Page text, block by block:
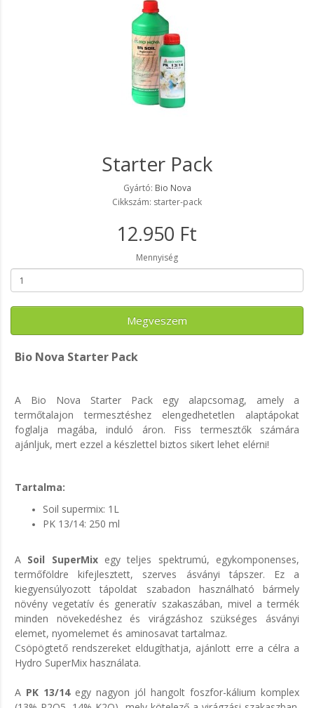
Starter Pack
Gyártó: Bio Nova
Cikkszám: starter-pack
12.950 Ft
Mennyiség
Megveszem
Bio Nova Starter Pack
A Bio Nova Starter Pack egy alapcsomag, amely a
termőtalajon termesztéshez elengedhetetlen alaptápokat
foglalja magába, induló áron. Fiss termesztők számára
ajánljuk, mert ezzel a készlettel biztos sikert lehet elérni!
Tartalma:
Soil supermix: 1L
PK 13/14: 250 ml
A Soil SuperMixegy teljes spektrumú, egykomponenses,
termőföldre kifejlesztett, szerves ásványi tápszer. Ez a
kiegyensúlyozott tápoldat szabadon használható bármely
növény vegetatív és generatív szakaszában, mivel a termék
minden növekedéshez és virágzáshoz szükséges ásványi
elemet, nyomelemet és aminosavat tartalmaz.
Csöpögtető rendszereket eldugíthatja, ajánlott erre a célra a
Hydro SuperMix használata.
A PK 13/14egy nagyon jól hangolt foszfor-kálium komplex